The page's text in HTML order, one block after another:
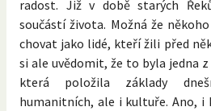
radost. Již v době starých
součástí života. Možná že
chovat jako lidé, kteří žili před
si ale uvědomit, že to byla jedna
která položila základy
humanitních, ale i kultuře. Ano, i